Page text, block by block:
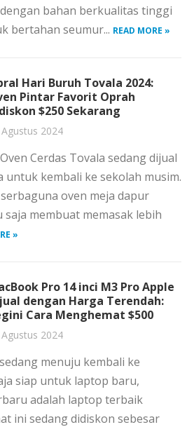
bahan berkualitas tinggi
bertahan seumur... READ MORE »
Hari Buruh Tovala 2024:
Pintar Favorit Oprah
$250 Sekarang
2024
Cerdas Tovala sedang dijual
untuk kembali ke sekolah musim.
oven meja dapur
membuat memasak lebih
»
Pro 14 inci M3 Pro Apple
dengan Harga Terendah:
Cara Menghemat $500
2024
menuju kembali ke
siap untuk laptop baru,
adalah laptop terbaik
ini sedang didiskon sebesar